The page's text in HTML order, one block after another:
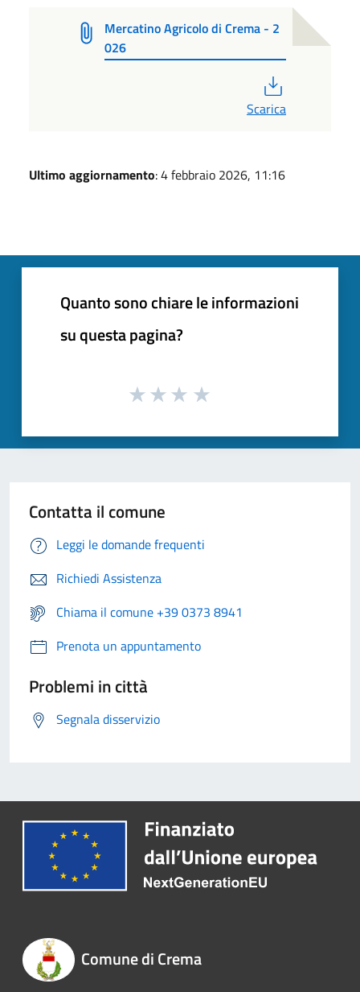
Mercatino Agricolo di Crema - 2
026
Scarica
Ultimo aggiornamento: 4 febbraio 2026, 11:16
Quanto sono chiare le informazioni
su questa pagina?
Contatta il comune
Leggi le domande frequenti
Richiedi Assistenza
Chiama il comune +39 0373 8941
Prenota un appuntamento
Problemi in città
Segnala disservizio
Comune di Crema